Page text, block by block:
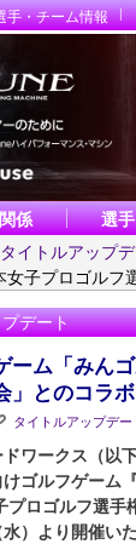
手・チーム情報
係 選
タイトルアップ
女子プロゴル
デート
ーム「みん
」とのコラ
タイトルアップデー
ワークス（以下
ゴルフゲーム
プロゴルフ選
）より開催いた